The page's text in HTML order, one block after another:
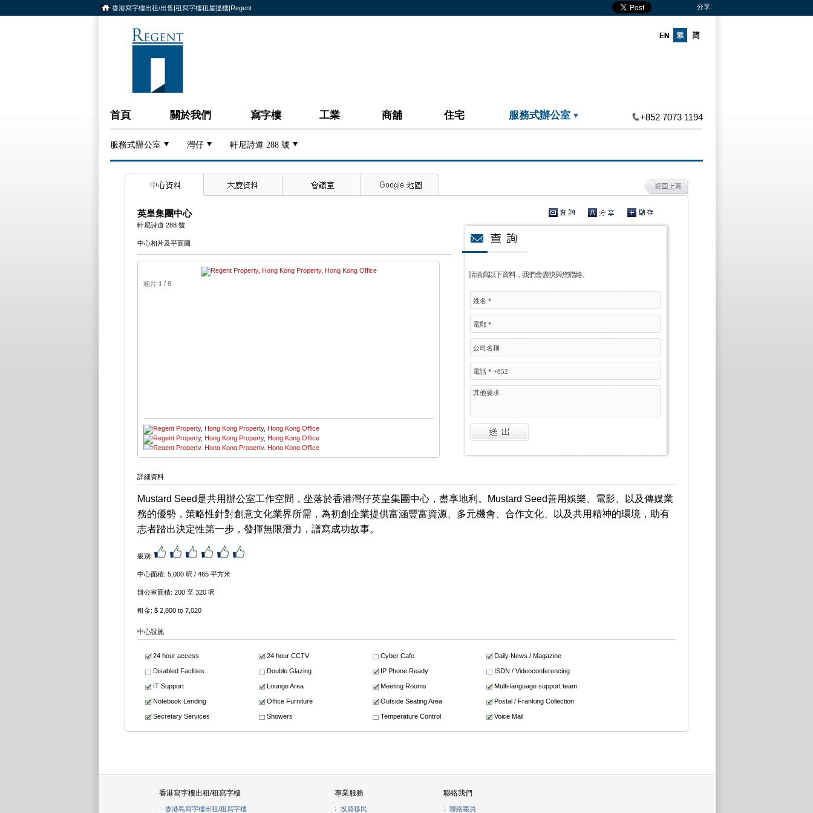
香港寫字樓出租/出售|租寫字樓租屋搵樓|Regent 分享:
首頁 關於我們 寫字樓 工業 商舖 住宅 服務式辦公室 +852 7073 1194
服務式辦公室 灣仔 軒尼詩道 288 號
請填寫以下資料，我們會盡快與您聯絡。
英皇集團中心
軒尼詩道 288 號
中心相片及平面圖
相片 1 / 8
詳細資料
Mustard Seed是共用辦公室工作空間，坐落於香港灣仔英皇集團中心，盡享地利。Mustard Seed善用娛樂、電影、以及傳媒業
務的優勢，策略性針對創意文化業界所需，為初創企業提供富涵豐富資源、多元機會、合作文化、以及共用精神的環境，助有
志者踏出決定性第一步，發揮無限潛力，譜寫成功故事。
級別:
中心面積: 5,000 呎 / 465 平方米
辦公室面積: 200 至 320 呎
租金: $ 2,800 to 7,020
中心設施
24 hour access 24 hour CCTV Cyber Cafe Daily News / Magazine
Disabled Faclities Double Glazing IP Phone Ready ISDN / Videoconferencing
IT Support Lounge Area Meeting Rooms Multi-language support team
Notebook Lending Office Furniture Outside Seating Area Postal / Franking Collection
Secretary Services Showers Temperature Control Voice Mail
香港寫字樓出租/租寫字樓
香港島寫字樓出租/租寫字樓
專業服務
投資移民
聯絡我們
聯絡職員